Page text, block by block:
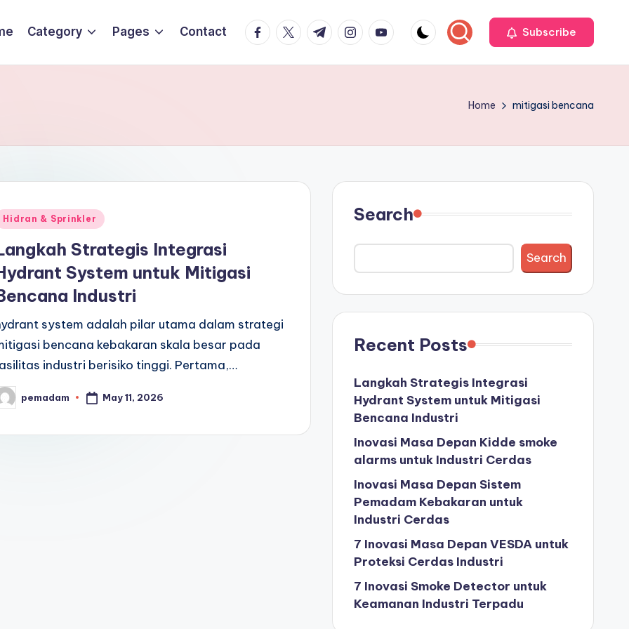
Category Pages Contact Facebook
TwitterTelegramInstagram
Youtube Subscribe
Home mitigasi bencana
Hidran & Sprinkler
Strategis Integrasi
System untuk Mitigasi
Industri
system adalah pilar utama dalam strategi
bencana kebakaran skala besar pada
industri berisiko tinggi. Pertama,…
pemadam May 11, 2026
Search
Search
Recent Posts
Langkah Strategis Integrasi
Hydrant System untuk Mitigasi
Bencana Industri
Inovasi Masa Depan Kidde smoke
alarms untuk Industri Cerdas
Inovasi Masa Depan Sistem
Pemadam Kebakaran untuk
Industri Cerdas
7 Inovasi Masa Depan VESDA untuk
Proteksi Cerdas Industri
7 Inovasi Smoke Detector untuk
Keamanan Industri Terpadu